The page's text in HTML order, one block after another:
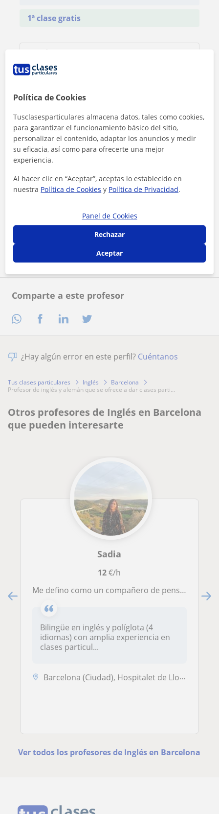
Comparte a este profesor
1ª clase gratis
Al hacer clic, aceptas nuestro aviso legaly de
¿Hay algún error en este perfil? Cuéntanos
Tus clases particulares Inglés
Barcelona
profesor de inglés y alemán que se ofrece a dar clases parti...
Otros profesores de Inglés en Barcelona
que pueden interesarte
Sadia
12€/h
Me defino como un compañero de pensamiento y apoyo estratégico. Mi objetivo es ayudarte a potenciar tu capacidad de análisis, orga
Bilingüe en inglés y políglota (4
idiomas) con amplia experiencia en
clases particul...
Barcelona (Ciudad), Hospitalet de Llobregat
Ver todos los profesores de Inglés en Barcelona
Política de Cookies
Tusclasesparticulares almacena datos, tales como cookies,
para garantizar el funcionamiento básico del sitio,
personalizar el contenido, adaptar los anuncios y medir
su eficacia, así como para ofrecerte una mejor
experiencia.
Al hacer clic en “Aceptar”, aceptas lo establecido en
nuestra Política de Cookies y Política de Privacidad.
Panel de Cookies
Rechazar
Aceptar